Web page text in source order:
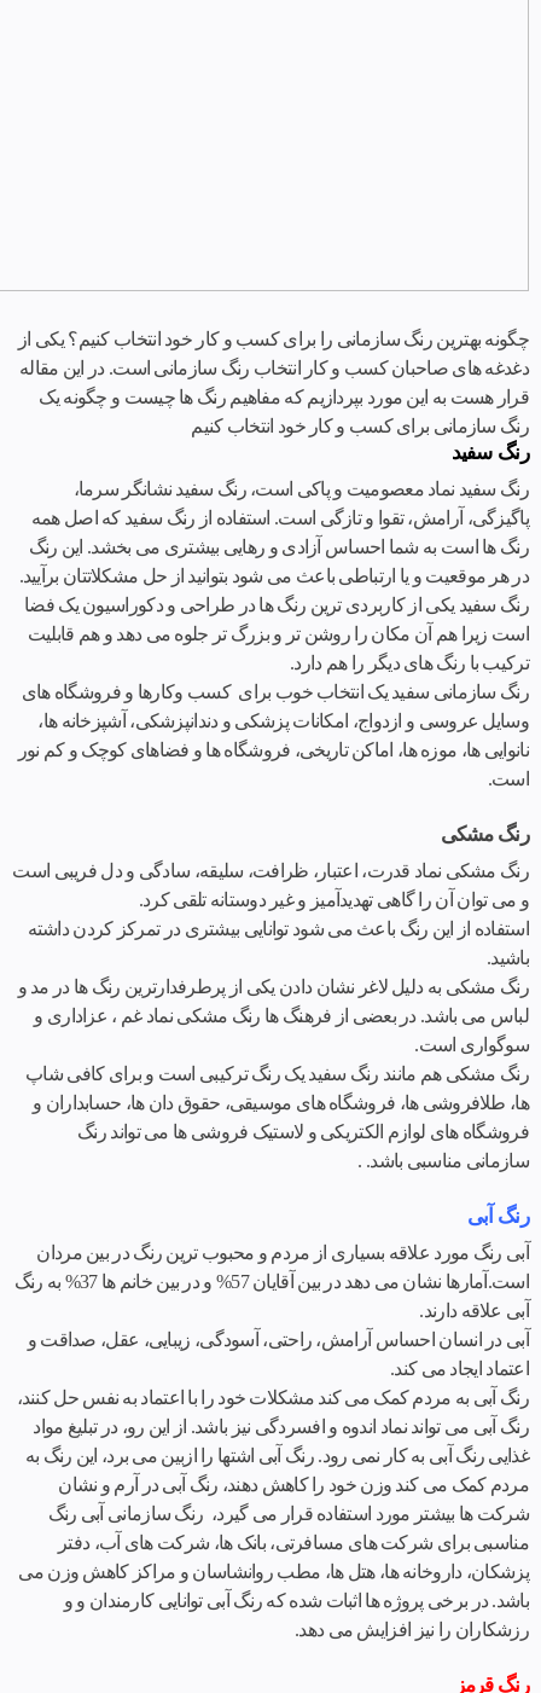
چگونه بهترین رنگ سازمانی را برای کسب و کار خود انتخاب کنیم؟ یکی از
دغدغه های صاحبانکسب و کار
انتخاب رنگ سازمانی است. در این مقاله
قرار هست به این مورد بپردازیم که مفاهیم رنگ ها چیست و چگونه یک
رنگ سازمانی برای کسب و کار خود انتخاب کنیم
رنگ سفید
رنگ سفید نماد معصومیت و پاکی است، رنگ سفید نشانگر سرما،
پاگیزگی، آرامش، تقوا و تازگی است. استفاده از رنگ سفید که اصل همه
رنگ ها است به شما احساس آزادی و رهایی بیشتری می بخشد. این رنگ
در هر موقعیت و یا ارتباطی باعث می شود بتوانید از حل مشکلاتتان برآیید.
رنگ سفید یکی از کاربردی ترین رنگ ها در طراحی و دکوراسیون یک فضا
است زیرا هم آن مکان را روشن تر و بزرگ تر جلوه می دهد و هم قابلیت
ترکیب با رنگ های دیگر را هم دارد.
رنگ سازمانی سفید یک انتخاب خوب برای کسب وکارها و فروشگاه های
وسایل عروسی و ازدواج، امکانات پزشکی و دندانپزشکی، آشپزخانه ها،
نانوایی ها، موزه ها، اماکن تاریخی، فروشگاه ها و فضاهای کوچک و کم نور
است.
رنگ مشکی
رنگ مشکی نماد قدرت، اعتبار، ظرافت، سلیقه، سادگی و دل فریبی است
و می توان آن را گاهی تهدیدآمیز و غیر دوستانه تلقی کرد.
استفاده از این رنگ باعث می شود توانایی بیشتری در تمرکز کردن داشته
باشید.
رنگ مشکی به دلیل لاغر نشان دادن یکی از پرطرفدارترین رنگ ها در مد و
لباس می باشد. در بعضی از فرهنگ ها رنگ مشکی نماد غم ، عزاداری و
سوگواری است.
رنگ مشکی هم مانند رنگ سفید یک رنگ ترکیبی است و برای کافی شاپ
ها، طلافروشی ها، فروشگاه های موسیقی، حقوق دان ها، حسابداران و
فروشگاه های لوازم الکتریکی و لاستیک فروشی ها می تواند رنگ
سازمانی مناسبی باشد. .
رنگ آبی
آبی رنگ مورد علاقه بسیاری از مردم و محبوب ترین رنگ در بین مردان
است.آمارها نشان می دهد در بین آقایان 57% و در بین خانم ها 37% به رنگ
آبی علاقه دارند.
آبی در انسان احساس آرامش، راحتی، آسودگی، زیبایی، عقل، صداقت و
اعتماد ایجاد می کند.
رنگ آبی به مردم کمک می کند مشکلات خود را با اعتماد به نفس حل کنند،
رنگ آبی می تواند نماد اندوه و افسردگی نیز باشد. از این رو، در تبلیغ مواد
غذایی رنگ آبی به کار نمی رود. رنگ آبی اشتها را ازبین می برد، این رنگ به
مردم کمک می کند وزن خود را کاهش دهند، رنگ آبی در آرم و نشان
شرکت ها بیشتر مورد استفاده قرار می گیرد، رنگ سازمانی آبی رنگ
مناسبی برای شرکت های مسافرتی، بانک ها، شرکت های آب، دفتر
پزشکان، داروخانه ها، هتل ها، مطب روانشاسان و مراکز کاهش وزن می
باشد. در برخی پروژه ها اثبات شده که رنگ آبی توانایی کارمندان و و
رزشکاران را نیز افزایش می دهد.
رنگ قرمز